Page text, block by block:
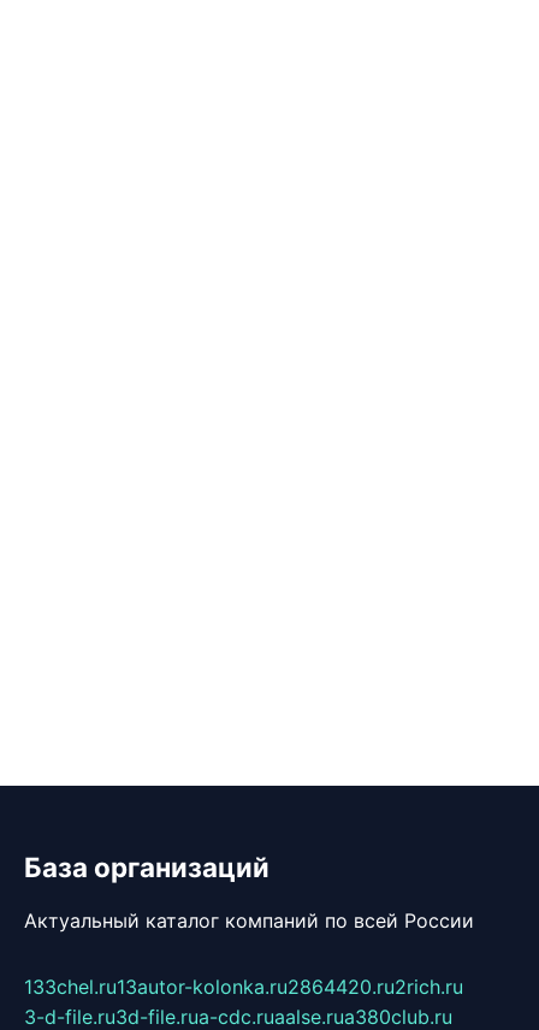
База организаций
Актуальный каталог компаний по всей России
133chel.ru13autor-kolonka.ru2864420.ru2rich.ru
3-d-file.ru3d-file.rua-cdc.ruaalse.rua380club.ru